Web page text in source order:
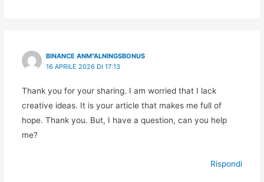
BINANCE ANM"ALNINGSBONUS
16 APRILE 2026 DI 17:13
Thank you for your sharing. I am worried that I lack
creative ideas. It is your article that makes me full of
hope. Thank you. But, I have a question, can you help
me?
Rispondi